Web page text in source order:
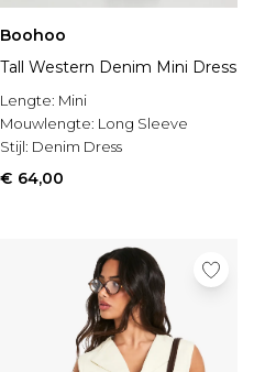
Boohoo
Tall Western Denim Mini Dress
Lengte: Mini
Mouwlengte: Long Sleeve
Stijl: Denim Dress
€ 64,00